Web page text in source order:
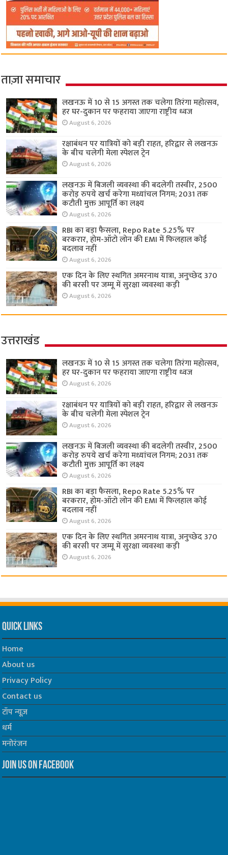
ताज़ा समाचार
लखनऊ में 10 से 15 अगस्त तक चलेगा तिरंगा महोत्सव,
हर घर-दुकान पर फहराया जाएगा राष्ट्रीय ध्वज
August 6, 2026
रक्षाबंधन पर यात्रियों को बड़ी राहत, हरिद्वार से लखनऊ
के बीच चलेगी मेला स्पेशल ट्रेन
August 6, 2026
लखनऊ में बिजली व्यवस्था की बदलेगी तस्वीर, 2500
करोड़ रुपये खर्च करेगा मध्यांचल निगम; 2031 तक
कटौती मुक्त आपूर्ति का लक्ष्य
August 6, 2026
RBI का बड़ा फैसला, Repo Rate 5.25% पर
बरकरार, होम-ऑटो लोन की EMI में फिलहाल कोई
बदलाव नहीं
August 6, 2026
एक दिन के लिए स्थगित अमरनाथ यात्रा, अनुच्छेद 370
की बरसी पर जम्मू में सुरक्षा व्यवस्था कड़ी
August 6, 2026
उत्तराखंड
लखनऊ में 10 से 15 अगस्त तक चलेगा तिरंगा महोत्सव,
हर घर-दुकान पर फहराया जाएगा राष्ट्रीय ध्वज
August 6, 2026
रक्षाबंधन पर यात्रियों को बड़ी राहत, हरिद्वार से लखनऊ
के बीच चलेगी मेला स्पेशल ट्रेन
August 6, 2026
लखनऊ में बिजली व्यवस्था की बदलेगी तस्वीर, 2500
करोड़ रुपये खर्च करेगा मध्यांचल निगम; 2031 तक
कटौती मुक्त आपूर्ति का लक्ष्य
August 6, 2026
RBI का बड़ा फैसला, Repo Rate 5.25% पर
बरकरार, होम-ऑटो लोन की EMI में फिलहाल कोई
बदलाव नहीं
August 6, 2026
एक दिन के लिए स्थगित अमरनाथ यात्रा, अनुच्छेद 370
की बरसी पर जम्मू में सुरक्षा व्यवस्था कड़ी
August 6, 2026
Quick Links
Home
About us
Privacy Policy
Contact us
टॉप न्यूज़
धर्म
मनोरंजन
Join us on Facebook